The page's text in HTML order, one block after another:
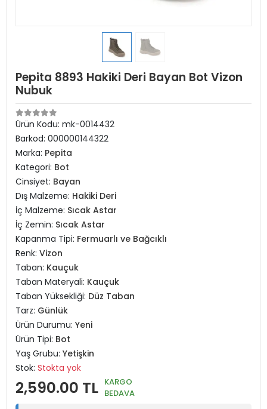
Pepita 8893 Hakiki Deri Bayan Bot Vizon
Nubuk
Ürün Kodu: mk-0014432
Barkod: 000000144322
Marka: Pepita
Kategori: Bot
Cinsiyet: Bayan
Dış Malzeme: Hakiki Deri
İç Malzeme: Sıcak Astar
İç Zemin: Sıcak Astar
Kapanma Tipi: Fermuarlı ve Bağcıklı
Renk: Vizon
Taban: Kauçuk
Taban Materyali: Kauçuk
Taban Yüksekliği: Düz Taban
Tarz: Günlük
Ürün Durumu: Yeni
Ürün Tipi: Bot
Yaş Grubu: Yetişkin
Stok: Stokta yok
2,590.00 TL KARGO
BEDAVA